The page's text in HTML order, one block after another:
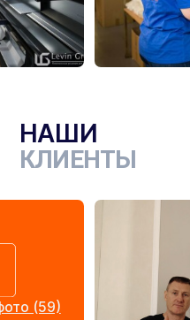
НАШИ
КЛИЕНТЫ
(59)